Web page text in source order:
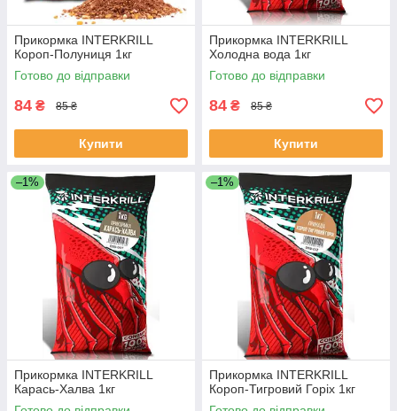
Прикормка INTERKRILL
Короп-Полуниця 1кг
Готово до відправки
84 ₴ 85 ₴
Купити
Прикормка INTERKRILL
Холодна вода 1кг
Готово до відправки
84 ₴ 85 ₴
Купити
–1%
Прикормка INTERKRILL
Карась-Халва 1кг
–1%
Прикормка INTERKRILL
Короп-Тигровий Горіх 1кг